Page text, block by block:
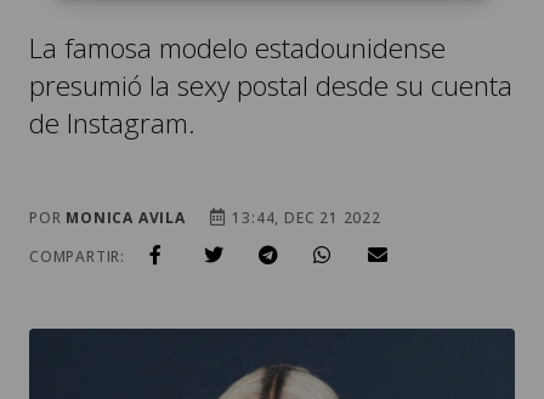
La famosa modelo estadounidense
presumió la sexy postal desde su cuenta
de Instagram.
POR MONICA AVILA
13:44, DEC 21 2022
COMPARTIR: